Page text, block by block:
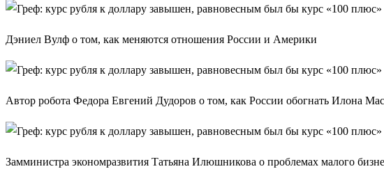
Дэниел Вулф о том, как меняются отношения России и Америки
Автор робота Федора Евгений Дудоров о том, как России обогнать Илона
Замминистра экономразвития Татьяна Илюшникова о проблемах малого